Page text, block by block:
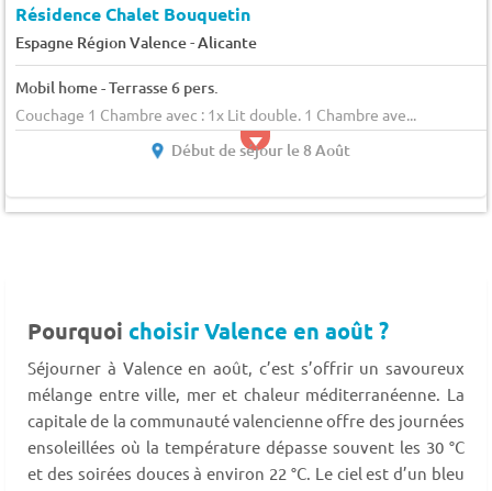
Résidence Chalet Bouquetin
Espagne Région Valence-Alicante
Mobil home - Terrasse 6 pers.
Couchage 1 Chambre avec : 1x Lit double. 1 Chambre ave...
Début de séjour le 8 Août
Pourquoi choisir Valence en août ?
Séjourner à Valence en août, c’est s’offrir un savoureux
mélange entre ville, mer et chaleur méditerranéenne. La
capitale de la communauté valencienne offre des journées
ensoleillées où la température dépasse souvent les 30 °C
et des soirées douces à environ 22 °C. Le ciel est d’un bleu